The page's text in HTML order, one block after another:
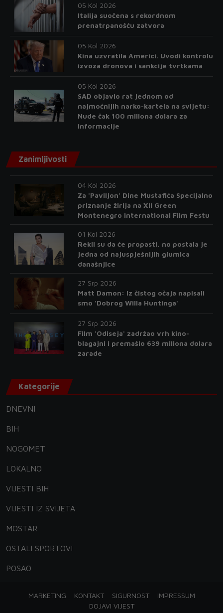
05 Kol 2026
Italija suočena s rekordnom
prenatrpanošću zatvora
05 Kol 2026
Kina uzvratila Americi. Uvodi kontrolu
izvoza dronova i sankcije tvrtkama
05 Kol 2026
SAD objavio rat jednom od
najmoćnijih narko-kartela na svijetu:
Nude čak 100 miliona dolara za
informacije
Zanimljivosti
04 Kol 2026
Za 'Paviljon' Dine Mustafića Specijalno
priznanje žirija na XII Green
Montenegro International Film Festu
01 Kol 2026
Rekli su da će propasti, no postala je
jedna od najuspješnijih glumica
današnjice
27 Srp 2026
Matt Damon: Iz čistog očaja napisali
smo 'Dobrog Willa Huntinga'
27 Srp 2026
Film 'Odiseja' zadržao vrh kino-
blagajni i premašio 639 miliona dolara
zarade
Kategorije
DNEVNI
BIH
NOGOMET
LOKALNO
VIJESTI BIH
VIJESTI IZ SVIJETA
MOSTAR
OSTALI SPORTOVI
POSAO
MARKETING KONTAKT SIGURNOST
IMPRESSUM
DOJAVI VIJEST